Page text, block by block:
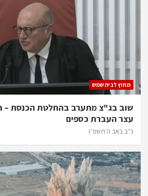
מחוץ לבית שמש
שוב בג"צ מתערב בהחלטת הכנסת –
עצר העברת כספים
כ״ב באב ה׳תשפ״ו